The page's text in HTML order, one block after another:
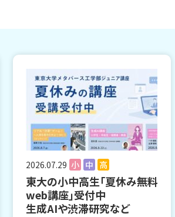
2026.07.29 小 中 高
東大の小中高生「夏休み無料
web講座」受付中
生成AIや渋滞研究など